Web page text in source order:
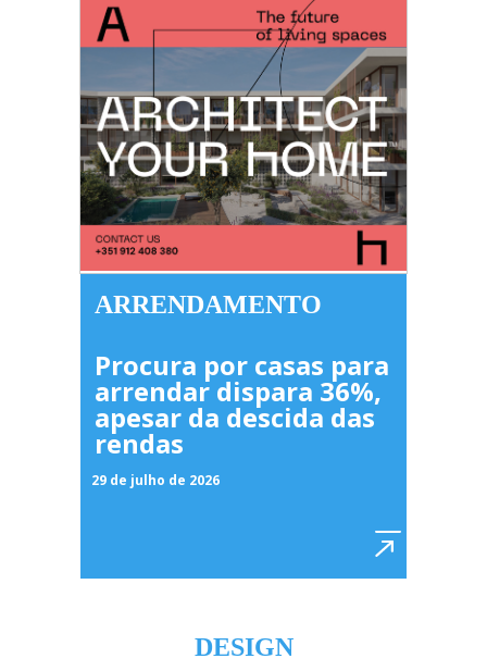
ARRENDAMENTO
Procura por casas para
arrendar dispara 36%,
apesar da descida das
rendas
29 de julho de 2026
DESIGN